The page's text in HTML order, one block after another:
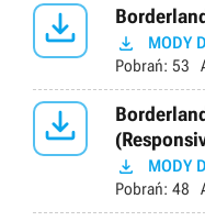
  MODY
Pobrań: 53

 MODY
Pobrań: 48